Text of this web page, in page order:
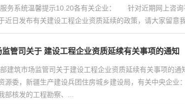
务系统温馨提示10.20各有关企业： 针对近期网上咨询
近日发布有关建设工程企业资质延续的政策，请大家留意
管司关于 建设工程企业资质延续有关事项的通知
建筑市场监管司关于建设工程企业资质延续有关事项的通
源委，新疆生产建设兵团住房城乡建设局，有关中央企
部核发的工程勘察、...